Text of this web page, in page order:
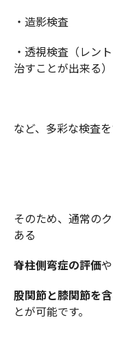
・造影検査
・透視検査（レン
治すことが出来る）
など、多彩な検査
そのため、通常の
ある
脊柱側弯症の評価や
股関節と膝関節を
とが可能です。